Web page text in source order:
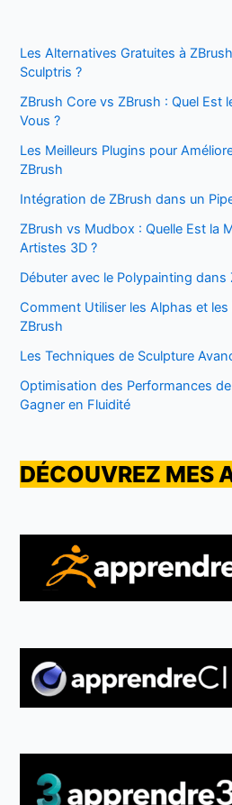
Les Alternatives Gratuites à
Sculptris ?
ZBrush Core vs ZBrush : Quel Est
Vous ?
Les Meilleurs Plugins pour
ZBrush
Intégration de ZBrush dans un
ZBrush vs Mudbox : Quelle Est la
Artistes 3D ?
Débuter avec le Polypainting dans
Comment Utiliser les Alphas et
ZBrush
Les Techniques de Sculpture
Optimisation des Performances
Gagner en Fluidité
DÉCOUVREZ MES